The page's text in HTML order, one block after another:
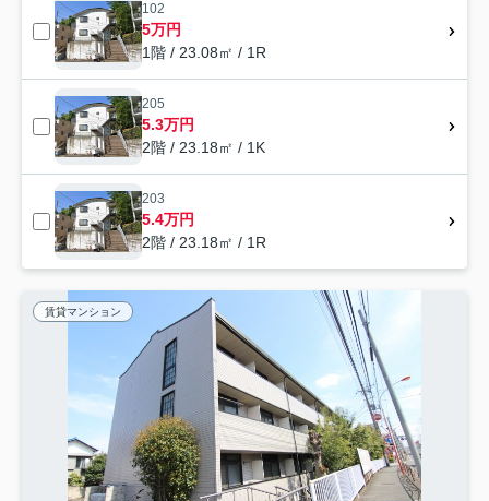
102
5万円
1階 / 23.08㎡ / 1R
205
5.3万円
2階 / 23.18㎡ / 1K
203
5.4万円
2階 / 23.18㎡ / 1R
賃貸マンション